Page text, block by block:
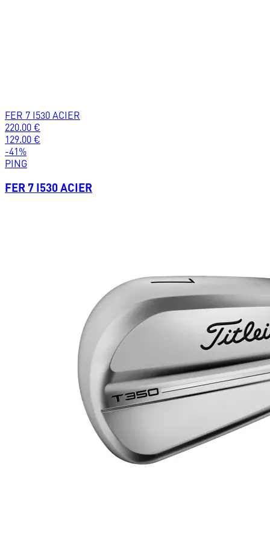
FER 7 I530 ACIER
220.00 €
129.00 €
-41%
PING
FER 7 I530 ACIER